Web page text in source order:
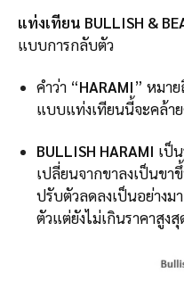
แท่งเทียน BULLISH &
แบบการกลับตัว
คำว่า “HARAMI” หมาย
แบบแท่งเทียนนี้จะคล้า
BULLISH HARAMI เป็
เปลี่ยนจากขาลงเป็นขา
ปรับตัวลดลงเป็นอย่างม
ตัวแต่ยังไม่เกินราคาสูง